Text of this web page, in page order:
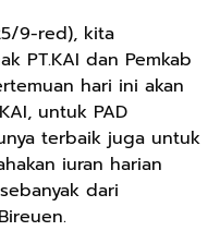
9-red), kita
PT.KAI dan Pemkab
hari ini akan
untuk PAD
terbaik juga untuk
iuran harian
dari